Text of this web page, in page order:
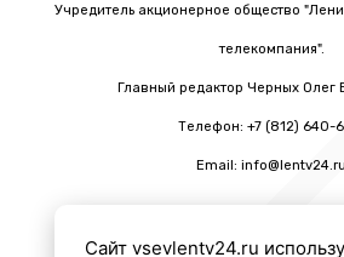
Учредитель акционерное общество
телекомпания".
Главный редактор Черных Олег
Телефон: +7 (812) 640-
Email: info@lentv24.ru
Сайт vsevlentv24.ru